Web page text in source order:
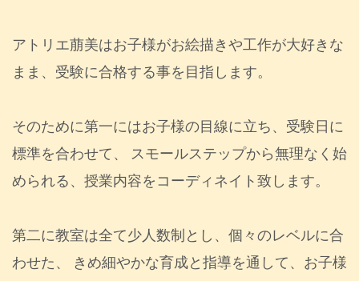
アトリエ萠美はお子様がお絵描きや工作が大好きな
まま、受験に合格する事を目指します。
そのために第一にはお子様の目線に立ち、受験日に
標準を合わせて、
スモールステップから無理なく始
められる、授業内容をコーディネイト致します。
第二に教室は全て少人数制とし、個々のレベルに合
わせた、
きめ細やかな育成と指導を通して、お子様